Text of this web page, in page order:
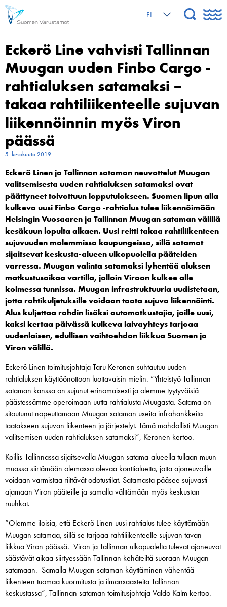
FI
Eckerö Line vahvisti Tallinnan
Muugan uuden Finbo Cargo -
rahtialuksen satamaksi –
takaa rahtiliikenteelle sujuvan
liikennöinnin myös Viron
päässä
5. kesäkuuta 2019
Eckerö Linen ja Tallinnan sataman neuvottelut Muugan
valitsemisesta uuden rahtialuksen satamaksi ovat
päättyneet toivottuun lopputulokseen. Suomen lipun alla
kulkeva uusi Finbo Cargo -rahtialus tulee liikennöimään
Helsingin Vuosaaren ja Tallinnan Muugan sataman välillä
kesäkuun lopulta alkaen. Uusi reitti takaa rahtiliikenteen
sujuvuuden molemmissa kaupungeissa, sillä satamat
sijaitsevat keskusta-alueen ulkopuolella pääteiden
varressa. Muugan valinta satamaksi lyhentää aluksen
matkustusaikaa vartilla, jolloin Viroon kulkee alle
kolmessa tunnissa. Muugan infrastruktuuria uudistetaan,
jotta rahtikuljetuksille voidaan taata sujuva liikennöinti.
Alus kuljettaa rahdin lisäksi automatkustajia, joille uusi,
kaksi kertaa päivässä kulkeva laivayhteys tarjoaa
uudenlaisen, edullisen vaihtoehdon liikkua Suomen ja
Viron välillä.
Eckerö Linen toimitusjohtaja Taru Keronen suhtautuu uuden
rahtialuksen käyttöönottoon luottavaisin mielin. ”Yhteistyö Tallinnan
sataman kanssa on sujunut erinomaisesti ja olemme tyytyväisiä
päästessämme operoimaan uutta rahtialusta Muugasta. Satama on
sitoutunut nopeuttamaan Muugan sataman useita infrahankkeita
taatakseen sujuvan liikenteen ja järjestelyt. Tämä mahdollisti Muugan
valitsemisen uuden rahtialuksen satamaksi”, Keronen kertoo.
Koillis-Tallinnassa sijaitsevalla Muugan satama-alueella tullaan muun
muassa siirtämään olemassa olevaa konttialuetta, jotta ajoneuvoille
voidaan varmistaa riittävät odotustilat. Satamasta pääsee sujuvasti
ajamaan Viron pääteille ja samalla välttämään myös keskustan
ruuhkat.
”Olemme iloisia, että Eckerö Linen uusi rahtialus tulee käyttämään
Muugan satamaa, sillä se tarjoaa rahtiliikenteelle sujuvan tavan
liikkua Viron päässä. Viron ja Tallinnan ulkopuolelta tulevat ajoneuvot
säästävät aikaa siirtyessään Tallinnan kehäteiltä suoraan Muugan
satamaan. Samalla Muugan sataman käyttäminen vähentää
liikenteen tuomaa kuormitusta ja ilmansaasteita Tallinnan
keskustassa”, Tallinnan sataman toimitusjohtaja Valdo Kalm kertoo.